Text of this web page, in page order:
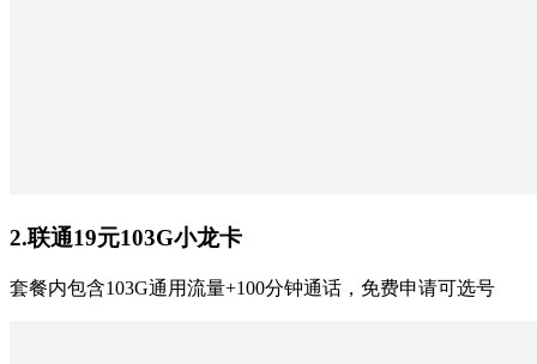
2.联通19元103G小龙卡
套餐内包含103G通用流量+100分钟通话，免费申请可选号